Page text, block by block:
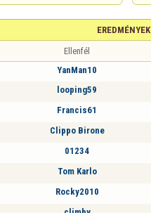
EREDMÉNYEK
Ellenfél
YanMan10
looping59
Francis61
Clippo Birone
01234
Tom Karlo
Rocky2010